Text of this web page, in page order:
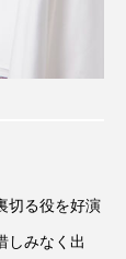
切る役を好演
しみなく出